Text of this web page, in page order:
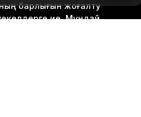
барлығын жоғалту
ие. Мұндай